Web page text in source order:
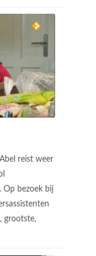
Abel reist weer
Op bezoek bij
grootste,